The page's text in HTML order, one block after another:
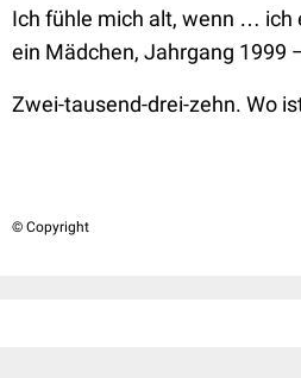
Ich fühle mich alt, wenn … ich
ein Mädchen, Jahrgang 1999
Zwei-tausend-drei-zehn. Wo
© Copyright